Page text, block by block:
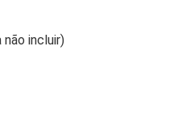
não incluir)